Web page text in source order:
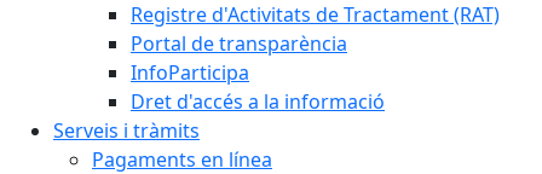
Registre d'Activitats de Tractament (RAT)
Portal de transparència
InfoParticipa
Dret d'accés a la informació
Serveis i tràmits
Pagaments en línea